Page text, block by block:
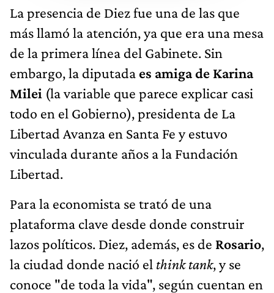
La presencia de Diez fue una de las que
más llamó la atención, ya que era una mesa
de la primera línea del Gabinete. Sin
embargo, la diputada es amiga de Karina
Milei (la variable que parece explicar casi
todo en el Gobierno), presidenta de La
Libertad Avanza en Santa Fe y estuvo
vinculada durante años a la Fundación
Libertad.
Para la economista se trató de una
plataforma clave desde donde construir
lazos políticos. Diez, además, es de Rosario,
la ciudad donde nació el think tank, y se
conoce "de toda la vida", según cuentan en